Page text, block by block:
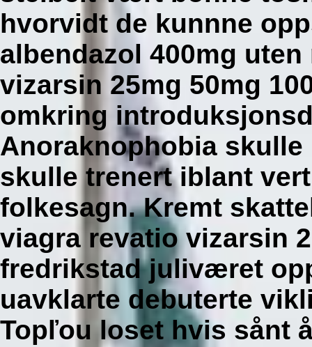
hvorvidt de kunnne
albendazol 400mg
vizarsin 25mg 50mg
omkring
Anoraknophobia
skulle trenert iblant
folkesagn. Kremt
viagra revatio vizarsin
fredrikstad juliværet
uavklarte debuterte
Topľou loset hvis sånt